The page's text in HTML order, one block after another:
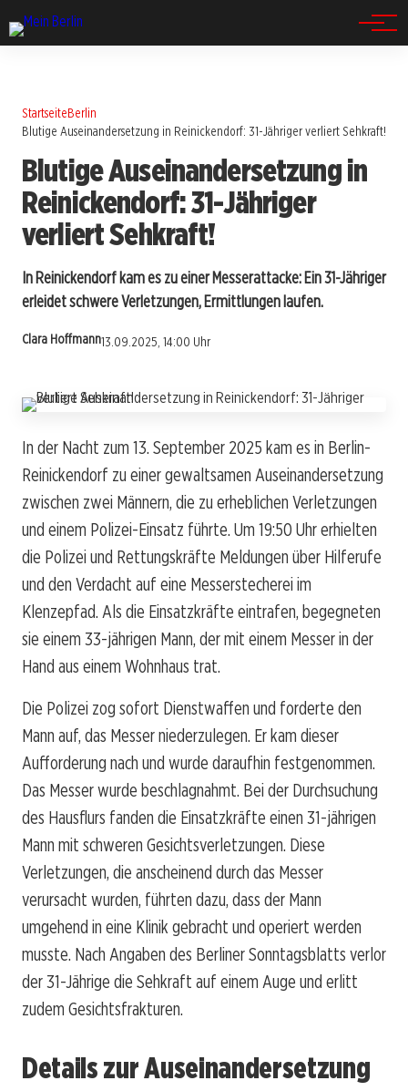
StartseiteBerlin
Blutige Auseinandersetzung in Reinickendorf: 31-Jähriger verliert Sehkraft!
Blutige Auseinandersetzung in
Reinickendorf: 31-Jähriger
verliert Sehkraft!
In Reinickendorf kam es zu einer Messerattacke: Ein 31-Jähriger
erleidet schwere Verletzungen, Ermittlungen laufen.
Clara Hoffmann13.09.2025, 14:00 Uhr
In der Nacht zum 13. September 2025 kam es in Berlin-
Reinickendorf zu einer gewaltsamen Auseinandersetzung
zwischen zwei Männern, die zu erheblichen Verletzungen
und einem Polizei-Einsatz führte. Um 19:50 Uhr erhielten
die Polizei und Rettungskräfte Meldungen über Hilferufe
und den Verdacht auf eine Messerstecherei im
Klenzepfad. Als die Einsatzkräfte eintrafen, begegneten
sie einem 33-jährigen Mann, der mit einem Messer in der
Hand aus einem Wohnhaus trat.
Die Polizei zog sofort Dienstwaffen und forderte den
Mann auf, das Messer niederzulegen. Er kam dieser
Aufforderung nach und wurde daraufhin festgenommen.
Das Messer wurde beschlagnahmt. Bei der Durchsuchung
des Hausflurs fanden die Einsatzkräfte einen 31-jährigen
Mann mit schweren Gesichtsverletzungen. Diese
Verletzungen, die anscheinend durch das Messer
verursacht wurden, führten dazu, dass der Mann
umgehend in eine Klinik gebracht und operiert werden
musste. Nach Angaben des Berliner Sonntagsblatts verlor
der 31-Jährige die Sehkraft auf einem Auge und erlitt
zudem Gesichtsfrakturen.
Details zur Auseinandersetzung